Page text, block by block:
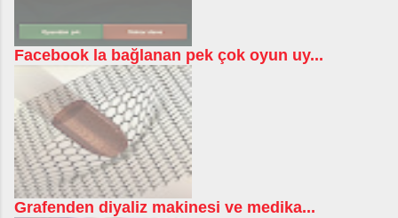
Facebook la bağlanan pek çok oyun uy...
Grafenden diyaliz makinesi ve medika...